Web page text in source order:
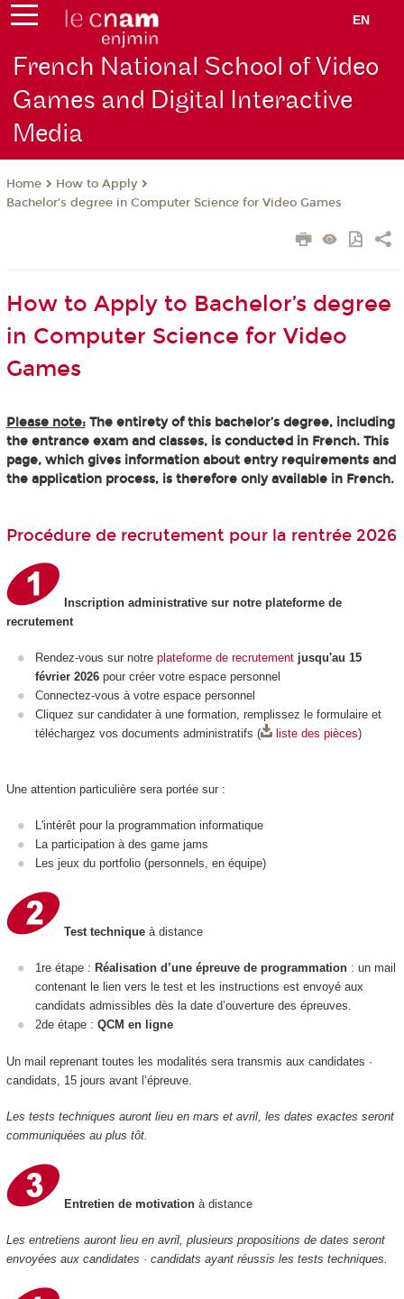
EN
French National School of Video
Games and Digital Interactive
Media
Home
How to Apply
Bachelor’s degree in Computer Science for Video Games
How to Apply to Bachelor’s degree
in Computer Science for Video
Games
Please note:The entirety of this bachelor’s degree, including
the entrance exam and classes, is conducted in French. This
page, which gives information about entry requirements and
the application process, is therefore only available in French.
Procédure de recrutement pour la rentrée 2026
Inscription administrative sur notre plateforme de
recrutement
Rendez-vous sur notre plateforme de recrutement jusqu'au 15
février 2026 pour créer votre espace personnel
Connectez-vous à votre espace personnel
Cliquez sur candidater à une formation, remplissez le formulaire et
téléchargez vos documents administratifs (
liste des pièces)
Une attention particulière sera portée sur :
L'intérêt pour la programmation informatique
La participation à des game jams
Les jeux du portfolio (personnels, en équipe)
Test technique à distance
1re étape : Réalisation d’une épreuve de programmation : un mail
contenant le lien vers le test et les instructions est envoyé aux
candidats admissibles dès la date d’ouverture des épreuves.
2de étape : QCM en ligne
Un mail reprenant toutes les modalités sera transmis aux candidates ·
candidats, 15 jours avant l’épreuve.
Les tests techniques auront lieu en mars et avril, les dates exactes seront
communiquées au plus tôt.
Entretien de motivationà distance
Les entretiens auront lieu en avril, plusieurs propositions de dates seront
envoyées aux candidates · candidats ayant réussis les tests techniques.